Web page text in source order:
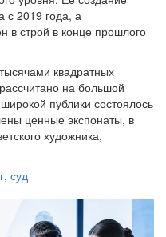
с 2019 года, а
в строй в конце прошлого
квадратных
на большой
публики состоялось
ценные экспонаты, в
художника,
, суд